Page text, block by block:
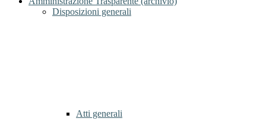
Disposizioni generali
Atti generali